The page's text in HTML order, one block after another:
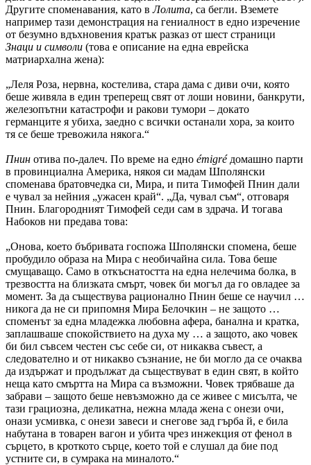
Другите споменавания, като вЛолита, са бегли. Вземете
например тази демонстрация на гениалност в едно изречение
от безумно вдъхновения кратък разказ от шест страници
Знаци и символи (това е описание на една еврейска
матриархална жена):
„Леля Роза, нервна, костелива, стара дама с диви очи, която
беше живяла в един треперещ свят от лоши новини, банкрути,
железопътни катастрофи и ракови тумори – докато
германците я убиха, заедно с всички останали хора, за които
тя се беше тревожила някога.“
Пнин отива по-далеч. По време на едно émigréдомашно парти
в провинциална Америка, някоя си мадам Шполянски
споменава братовчедка си, Мира, и пита Тимофей Пнин дали
е чувал за нейния „ужасен край“. „Да, чувал съм“, отговаря
Пнин. Благородният Тимофей седи сам в здрача. И тогава
Набоков ни предава това:
„Онова, което бъбривата госпожа Шполянски спомена, беше
пробудило образа на Мира с необичайна сила. Това беше
смущаващо. Само в откъснатостта на една нелечима болка, в
трезвостта на близката смърт, човек би могъл да го овладее за
момент. За да съществува рационално Пнин беше се научил …
никога да не си припомня Мира Белочкин – не защото …
споменът за една младежка любовна афера, банална и кратка,
заплашваше спокойствието на духа му … а защото, ако човек
би бил съвсем честен със себе си, от никаква съвест, а
следователно и от никакво съзнание, не би могло да се очаква
да издържат и продължат да съществуват в един свят, в който
неща като смъртта на Мира са възможни. Човек трябваше да
забрави – защото беше невъзможно да се живее с мисълта, че
тази грациозна, деликатна, нежна млада жена с онези очи,
онази усмивка, с онези завеси и снегове зад гърба й, е била
набутана в товарен вагон и убита чрез инжекция от фенол в
сърцето, в кроткото сърце, което той е слушал да бие под
устните си, в сумрака на миналото.“